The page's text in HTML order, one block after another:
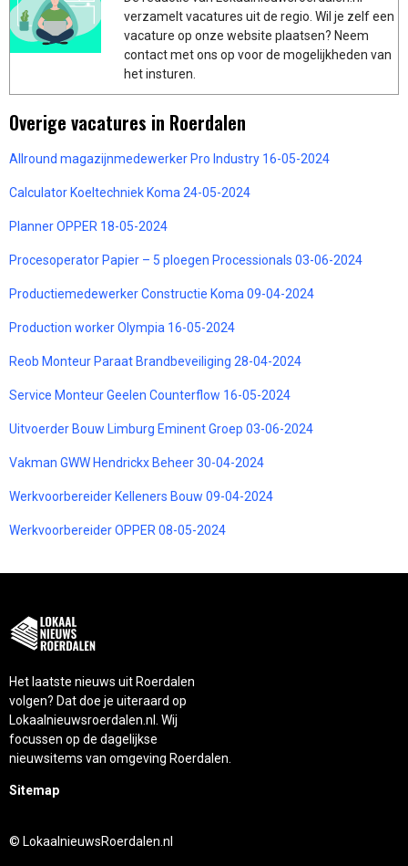
verzamelt vacatures uit de regio. Wil je zelf een
vacature op onze website plaatsen? Neem
contact met ons op voor de mogelijkheden van
het insturen.
Overige vacatures in Roerdalen
Allround magazijnmedewerker Pro Industry 16-05-2024
Calculator Koeltechniek Koma 24-05-2024
Planner OPPER 18-05-2024
Procesoperator Papier – 5 ploegen Processionals 03-06-2024
Productiemedewerker Constructie Koma 09-04-2024
Production worker Olympia 16-05-2024
Reob Monteur Paraat Brandbeveiliging 28-04-2024
Service Monteur Geelen Counterflow 16-05-2024
Uitvoerder Bouw Limburg Eminent Groep 03-06-2024
Vakman GWW Hendrickx Beheer 30-04-2024
Werkvoorbereider Kelleners Bouw 09-04-2024
Werkvoorbereider OPPER 08-05-2024
Het laatste nieuws uit Roerdalen
volgen? Dat doe je uiteraard op
Lokaalnieuwsroerdalen.nl. Wij
focussen op de dagelijkse
nieuwsitems van omgeving Roerdalen.
Sitemap
© LokaalnieuwsRoerdalen.nl